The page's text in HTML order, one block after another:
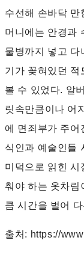
수선해 손바닥 만
머니에는 안경과
물병까지 넣고 다
기가 꽂혀있던 적
볼 수 있었다. 알
릿속만큼이나 어
에 면죄부가 주어
식인과 예술인들
미덕으로 읽힌 시
춰야 하는 옷차림
큼 시간을 벌어
출처: https://